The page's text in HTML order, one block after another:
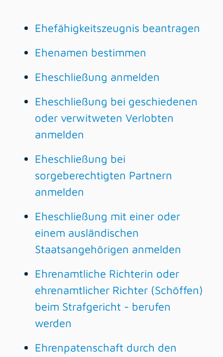
Ehefähigkeitszeugnis beantragen
Ehenamen bestimmen
Eheschließung anmelden
Eheschließung bei geschiedenen
oder verwitweten Verlobten
anmelden
Eheschließung bei
sorgeberechtigten Partnern
anmelden
Eheschließung mit einer oder
einem ausländischen
Staatsangehörigen anmelden
Ehrenamtliche Richterin oder
ehrenamtlicher Richter (Schöffen)
beim Strafgericht - berufen
werden
Ehrenpatenschaft durch den